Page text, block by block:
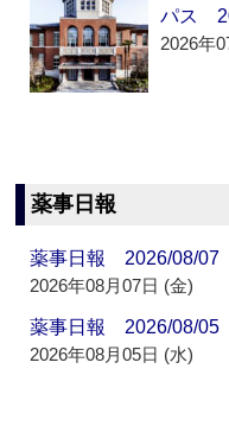
パス
2026年
薬事日報
薬事日報 2026/08/07
2026年08月07日 (金)
薬事日報 2026/08/05
2026年08月05日 (水)